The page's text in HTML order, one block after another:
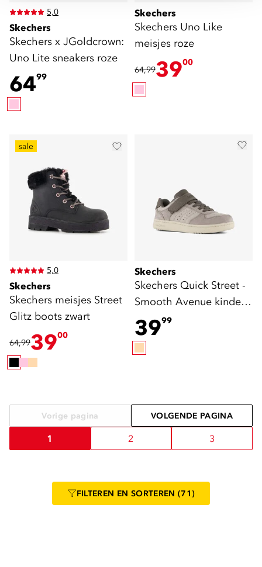
5,0
Skechers
Skechers x JGoldcrown:
Uno Lite sneakers roze
6499
Skechers
Skechers Uno Like
meisjes roze
64,993900
sale
5,0
Skechers
Skechers meisjes Street
Glitz boots zwart
64,993900
Skechers
Skechers Quick Street -
Smooth Avenue kinder
sneakers beige
3999
Vorige pagina VOLGENDE PAGINA
1 2 3
FILTEREN EN SORTEREN (71)